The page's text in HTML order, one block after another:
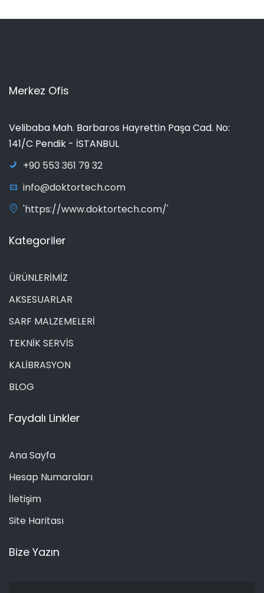
Merkez Ofis
Velibaba Mah. Barbaros Hayrettin Paşa Cad. No:
141/C Pendik - İSTANBUL
+90 553 361 79 32
info@doktortech.com
'https://www.doktortech.com/'
Kategoriler
ÜRÜNLERİMİZ
AKSESUARLAR
SARF MALZEMELERİ
TEKNİK SERVİS
KALİBRASYON
BLOG
Faydalı Linkler
Ana Sayfa
Hesap Numaraları
İletişim
Site Haritası
Bize Yazın